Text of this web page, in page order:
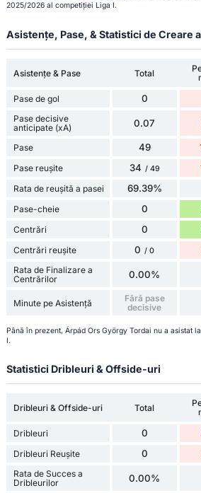
2025/2026 al competiției Liga I.
Asistențe, Pase, & Statistici de Creare
Asistențe & Pase Total
Pase de gol 0
Pase decisive
anticipate (xA)
0.07
Pase 49
Pase reușite 34 / 49
Rata de reușită a pasei 69.39%
Pase-cheie 0
Centrări 0
Centrări reușite 0 / 0
Rata de Finalizare a
Centrărilor
0.00%
Minute pe Asistență
Fără pase
decisive
Până în prezent, Árpád Ors György Tordai nu a asistat
I.
Statistici Dribleuri & Offside-uri
Dribleuri & Offside-uri Total
Dribleuri 0
Dribleuri Reușite 0
Rata de Succes a
Dribleurilor
0.00%